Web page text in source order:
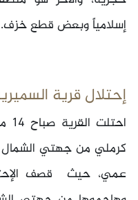
إسلامياً وبعض قطع خزف.
إحتلال قرية
احتلت القرية صباح
كرملي من جهتي الشمال
عمي، حيث قصف